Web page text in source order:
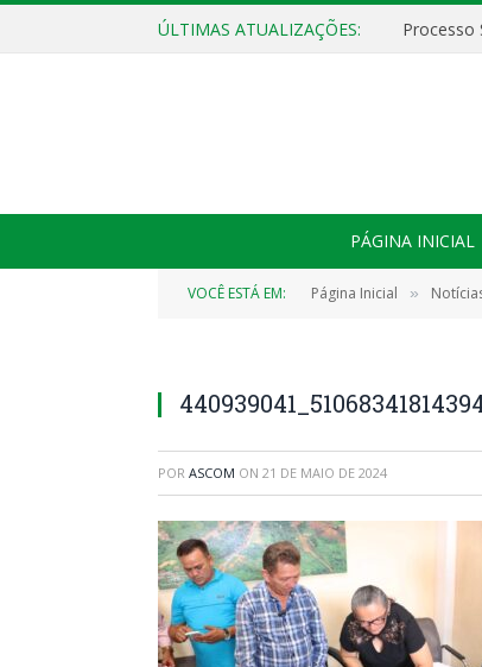
ÚLTIMAS ATUALIZAÇÕES:
PÁGINA INICIAL
VOCÊ ESTÁ EM: Página Inicial »
POR ASCOM ON 21 DE MAIO DE 2024